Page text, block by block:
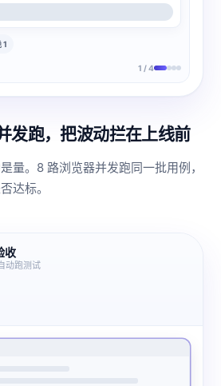
1
1 / 4
发跑，把波动拦在上线前
量。8 路浏览器并发跑同一批用例，
达标。
收
动跑测试